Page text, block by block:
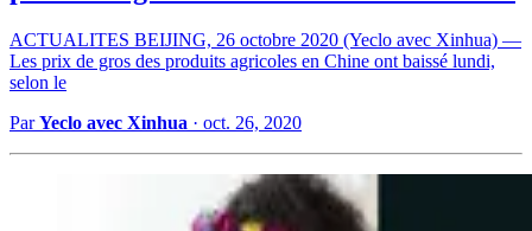
ACTUALITES BEIJING, 26 octobre 2020 (Yeclo avec Xinhua) —
Les prix de gros des produits agricoles en Chine ont baissé lundi,
selon le
ParYeclo avec Xinhua · oct. 26, 2020